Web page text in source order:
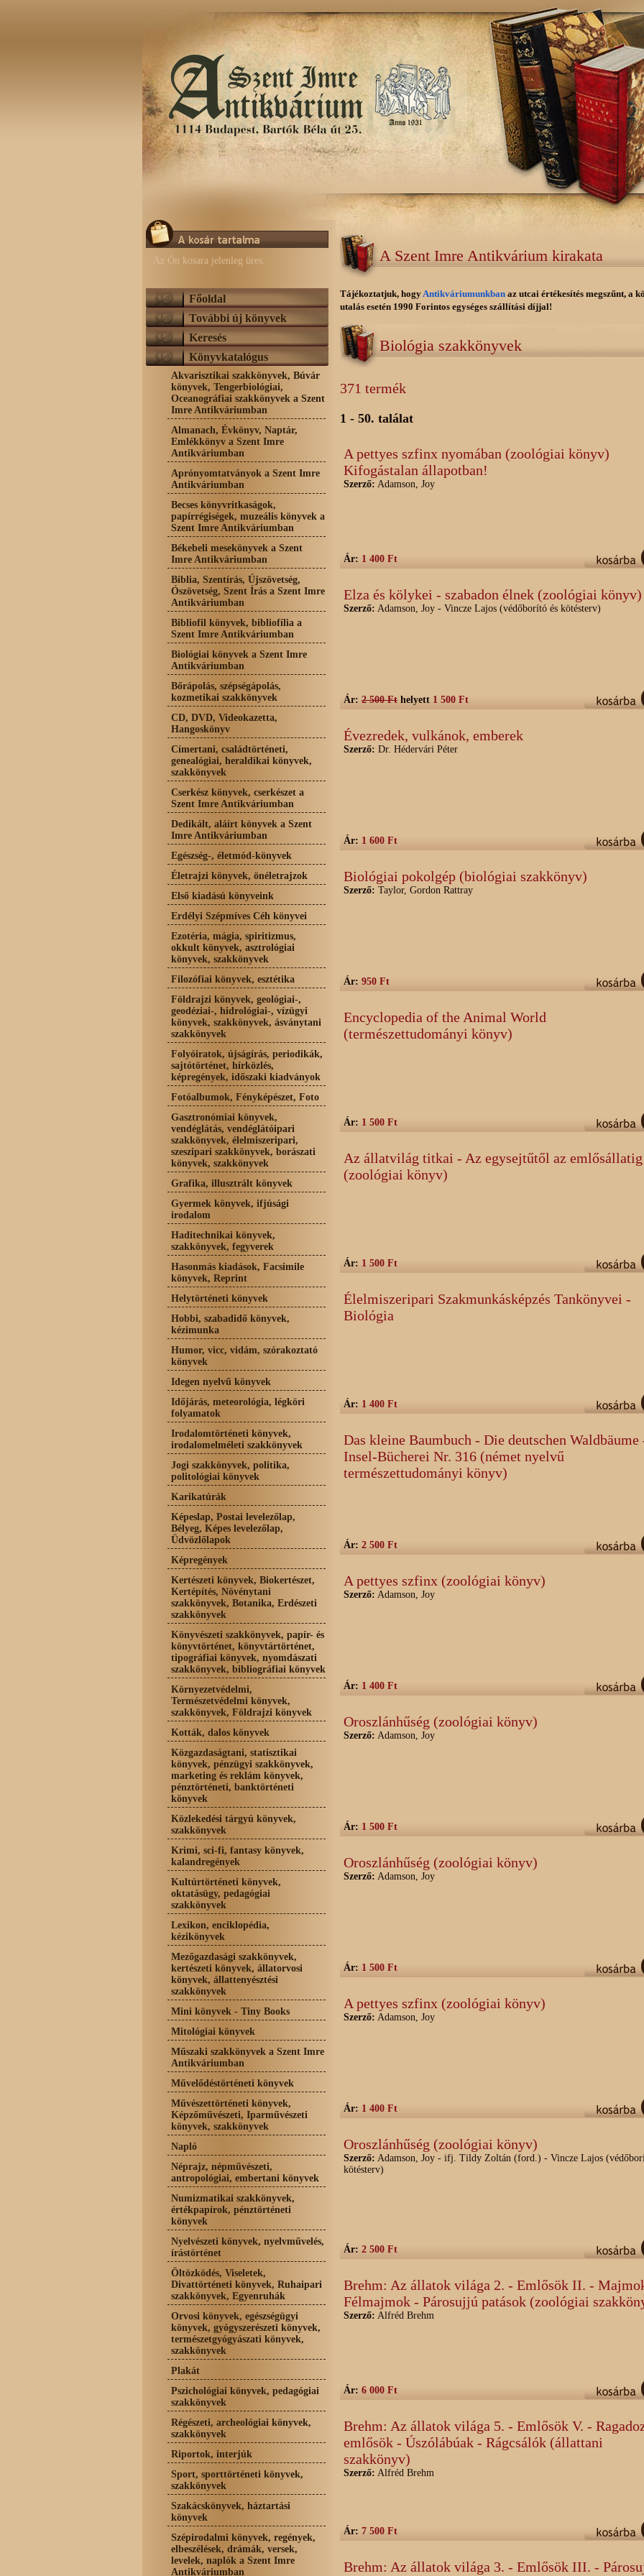
Az Ön kosara jelenleg üres.
Főoldal
További új könyvek
Keresés
Könyvkatalógus
Akvarisztikai szakkönyvek, Búvár
könyvek, Tengerbiológiai,
Oceanográfiai szakkönyvek a Szent
Imre Antikváriumban
Almanach, Évkönyv, Naptár,
Emlékkönyv a Szent Imre
Antikváriumban
Aprónyomtatványok a Szent Imre
Antikváriumban
Becses könyvritkaságok,
papírrégiségek, muzeális könyvek a
Szent Imre Antikváriumban
Békebeli mesekönyvek a Szent
Imre Antikváriumban
Biblia, Szentírás, Újszövetség,
Ószövetség, Szent Írás a Szent Imre
Antikváriumban
Bibliofil könyvek, bibliofília a
Szent Imre Antikváriumban
Biológiai könyvek a Szent Imre
Antikváriumban
Bőrápolás, szépségápolás,
kozmetikai szakkönyvek
CD, DVD, Videokazetta,
Hangoskönyv
Címertani, családtörténeti,
genealógiai, heraldikai könyvek,
szakkönyvek
Cserkész könyvek, cserkészet a
Szent Imre Antikváriumban
Dedikált, aláírt könyvek a Szent
Imre Antikváriumban
Egészség-, életmód-könyvek
Életrajzi könyvek, önéletrajzok
Első kiadású könyveink
Erdélyi Szépmíves Céh könyvei
Ezotéria, mágia, spiritizmus,
okkult könyvek, asztrológiai
könyvek, szakkönyvek
Filozófiai könyvek, esztétika
Földrajzi könyvek, geológiai-,
geodéziai-, hidrológiai-, vízügyi
könyvek, szakkönyvek, ásványtani
szakkönyvek
Folyóiratok, újságírás, periodikák,
sajtótörténet, hírközlés,
képregények, időszaki kiadványok
Fotóalbumok, Fényképészet, Foto
Gasztronómiai könyvek,
vendéglátás, vendéglátóipari
szakkönyvek, élelmiszeripari,
szeszipari szakkönyvek, borászati
könyvek, szakkönyvek
Grafika, illusztrált könyvek
Gyermek könyvek, ifjúsági
irodalom
Haditechnikai könyvek,
szakkönyvek, fegyverek
Hasonmás kiadások, Facsimile
könyvek, Reprint
Helytörténeti könyvek
Hobbi, szabadidő könyvek,
kézimunka
Humor, vicc, vidám, szórakoztató
könyvek
Idegen nyelvű könyvek
Időjárás, meteorológia, légköri
folyamatok
Irodalomtörténeti könyvek,
irodalomelméleti szakkönyvek
Jogi szakkönyvek, politika,
politológiai könyvek
Karikatúrák
Képeslap, Postai levelezőlap,
Bélyeg, Képes levelezőlap,
Üdvözlőlapok
Képregények
Kertészeti könyvek, Biokertészet,
Kertépítés, Növénytani
szakkönyvek, Botanika, Erdészeti
szakkönyvek
Könyvészeti szakkönyvek, papír- és
könyvtörténet, könyvtártörténet,
tipográfiai könyvek, nyomdászati
szakkönyvek, bibliográfiai könyvek
Környezetvédelmi,
Természetvédelmi könyvek,
szakkönyvek, Földrajzi könyvek
Kották, dalos könyvek
Közgazdaságtani, statisztikai
könyvek, pénzügyi szakkönyvek,
marketing és reklám könyvek,
pénztörténeti, banktörténeti
könyvek
Közlekedési tárgyú könyvek,
szakkönyvek
Krimi, sci-fi, fantasy könyvek,
kalandregények
Kultúrtörténeti könyvek,
oktatásügy, pedagógiai
szakkönyvek
Lexikon, enciklopédia,
kézikönyvek
Mezőgazdasági szakkönyvek,
kertészeti könyvek, állatorvosi
könyvek, állattenyésztési
szakkönyvek
Mini könyvek - Tiny Books
Mitológiai könyvek
Műszaki szakkönyvek a Szent Imre
Antikváriumban
Művelődéstörténeti könyvek
Művészettörténeti könyvek,
Képzőművészeti, Iparművészeti
könyvek, szakkönyvek
Napló
Néprajz, népművészeti,
antropológiai, embertani könyvek
Numizmatikai szakkönyvek,
értékpapírok, pénztörténeti
könyvek
Nyelvészeti könyvek, nyelvművelés,
írástörténet
Öltözködés, Viseletek,
Divattörténeti könyvek, Ruhaipari
szakkönyvek, Egyenruhák
Orvosi könyvek, egészségügyi
könyvek, gyógyszerészeti könyvek,
természetgyógyászati könyvek,
szakkönyvek
Plakát
Pszichológiai könyvek, pedagógiai
szakkönyvek
Régészeti, archeológiai könyvek,
szakkönyvek
Riportok, interjúk
Sport, sporttörténeti könyvek,
szakkönyvek
Szakácskönyvek, háztartási
könyvek
Szépirodalmi könyvek, regények,
elbeszélések, drámák, versek,
levelek, naplók a Szent Imre
Antikváriumban
A Szent Imre Antikvárium kirakata
Tájékoztatjuk, hogyAntikváriumunkban az utcai értékesítés megszűnt, a
utalás esetén 1990 Forintos egységes szállítási díjjal!
Biológia szakkönyvek
371 termék
1 - 50. találat
A pettyes szfinx nyomában (zoológiai könyv)
Kifogástalan állapotban!
Szerző: Adamson, Joy
Ár: 1 400 Ft
Elza és kölykei - szabadon élnek (zoológiai könyv)
Szerző: Adamson, Joy - Vincze Lajos (védőborító és kötésterv)
Ár: 2 500 Ft helyett 1 500 Ft
Évezredek, vulkánok, emberek
Szerző: Dr. Hédervári Péter
Ár: 1 600 Ft
Biológiai pokolgép (biológiai szakkönyv)
Szerző: Taylor, Gordon Rattray
Ár: 950 Ft
Encyclopedia of the Animal World
(természettudományi könyv)
Ár: 1 500 Ft
Az állatvilág titkai - Az egysejtűtől az emlősállatig
(zoológiai könyv)
Ár: 1 500 Ft
Élelmiszeripari Szakmunkásképzés Tankönyvei -
Biológia
Ár: 1 400 Ft
Das kleine Baumbuch - Die deutschen Waldbäume
Insel-Bücherei Nr. 316 (német nyelvű
természettudományi könyv)
Ár: 2 500 Ft
A pettyes szfinx (zoológiai könyv)
Szerző: Adamson, Joy
Ár: 1 400 Ft
Oroszlánhűség (zoológiai könyv)
Szerző: Adamson, Joy
Ár: 1 500 Ft
Oroszlánhűség (zoológiai könyv)
Szerző: Adamson, Joy
Ár: 1 500 Ft
A pettyes szfinx (zoológiai könyv)
Szerző: Adamson, Joy
Ár: 1 400 Ft
Oroszlánhűség (zoológiai könyv)
Szerző: Adamson, Joy - ifj. Tildy Zoltán (ford.) - Vincze Lajos
kötésterv)
Ár: 2 500 Ft
Brehm: Az állatok világa 2. - Emlősök II. -
Félmajmok - Párosujjú patások (zoológiai
Szerző: Alfréd Brehm
Ár: 6 000 Ft
Brehm: Az állatok világa 5. - Emlősök V. -
emlősök - Úszólábúak - Rágcsálók (állattani
szakkönyv)
Szerző: Alfréd Brehm
Ár: 7 500 Ft
Brehm: Az állatok világa 3. - Emlősök III. -